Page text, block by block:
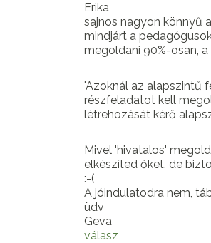
Erika,
sajnos nagyon könnyű
mindjárt a
megoldani 90%-osan,
'Azoknál az alapszintű
részfeladatot kell
létrehozását kérő
Mivel 'hivatalos'
elkészíted őket, de
:-(
A jóindulatodra nem,
üdv
Geva
válasz